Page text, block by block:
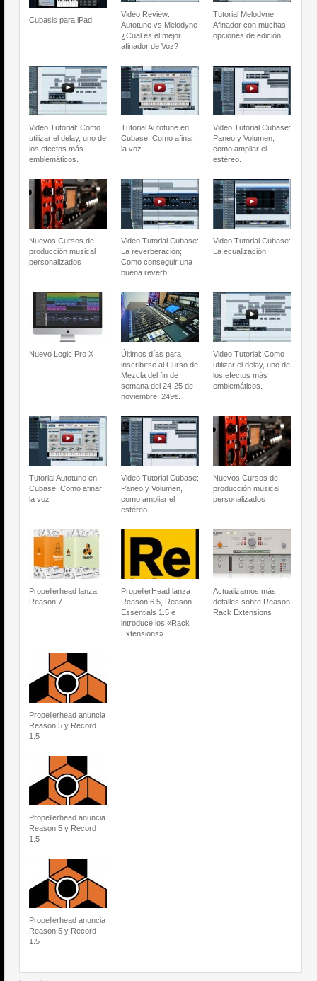
Cubasis para iPad
Video Review:
Autotune vs Melodyne
¿Cual es el mejor
afinador de Voz?
Tutorial Melodyne:
Afinador con muchas
opciones de edición.
Video Tutorial: Como
utilizar el delay, uno de
los efectos más
emblemáticos.
Tutorial Autotune en
Cubase: Como afinar
la voz
Video Tutorial Cubase:
Paneo y Volumen,
como ampliar el
estéreo.
Nuevos Cursos de
producción musical
personalizados
Video Tutorial Cubase:
La reverberación;
Como conseguir una
buena reverb.
Video Tutorial Cubase:
La ecualización.
Nuevo Logic Pro X
Últimos días para
inscribirse al Curso de
Mezcla del fin de
semana del 24-25 de
noviembre, 249€.
Video Tutorial: Como
utilizar el delay, uno de
los efectos más
emblemáticos.
Tutorial Autotune en
Cubase: Como afinar
la voz
Video Tutorial Cubase:
Paneo y Volumen,
como ampliar el
estéreo.
Nuevos Cursos de
producción musical
personalizados
Propellerhead lanza
Reason 7
PropellerHead lanza
Reason 6.5, Reason
Essentials 1.5 e
introduce los «Rack
Extensions».
Actualizamos más
detalles sobre Reason
Rack Extensions
Propellerhead anuncia
Reason 5 y Record
1.5
Propellerhead anuncia
Reason 5 y Record
1.5
Propellerhead anuncia
Reason 5 y Record
1.5